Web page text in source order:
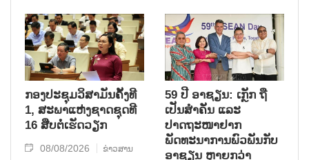
ກອງປະຊຸມວິສາມັນຄັ້ງທີ
1, ສະພາແຫ່ງຊາດຊຸດທີ
16 ສືບຕໍ່ເຮັດວຽກ
08/08/2026 ຂ່າວສານ
59 ປີ ອາຊຽນ: ເກຼັກ ຖື
ເປັນສຳຄັນ ແລະ
ປາດຖະໜາຢາກ
ພັດທະນາການພົວພັນກັບ
ອາຊຽນ ຫຼາຍກວ່າ